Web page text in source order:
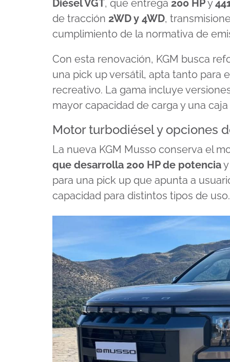
Diésel VGT, que entrega 200 HPy
de tracción 2WD y 4WD,
cumplimiento de la normativa de
Con esta renovación, KGM busca
una pick up versátil, apta tanto para
recreativo. La gama incluye
mayor capacidad de carga y una
Motor turbodiésel y opciones
La nueva KGM Musso conserva el
que desarrolla 200 HP de potencia
para una pick up que apunta a
capacidad para distintos tipos de uso.